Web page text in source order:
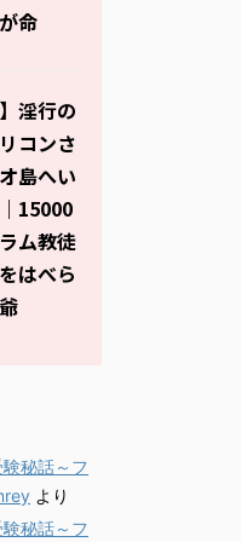
命
淫行の
コンさ
島へい
15000
ム教徒
はべら
秘話～フ
より
秘話～フ